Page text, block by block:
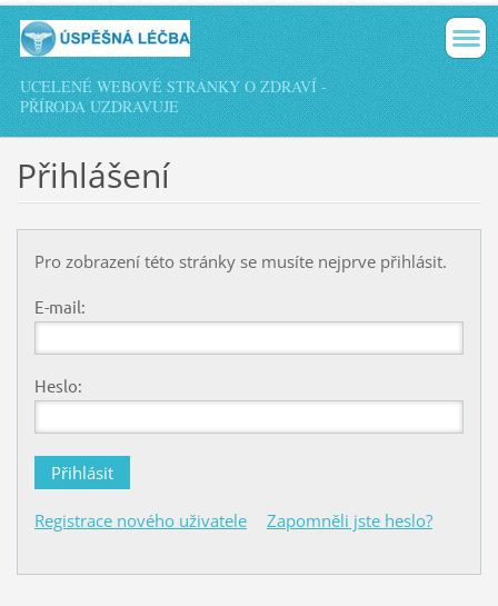
UCELENÉ WEBOVÉ STRÁNKY O ZDRAVÍ -
PŘÍRODA UZDRAVUJE
Přihlášení
Pro zobrazení této stránky se musíte nejprve přihlásit.
E-mail:
Heslo:
Registrace nového uživatele Zapomněli jste heslo?